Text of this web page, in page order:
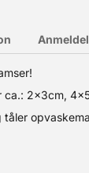
ca.: 2x3cm,